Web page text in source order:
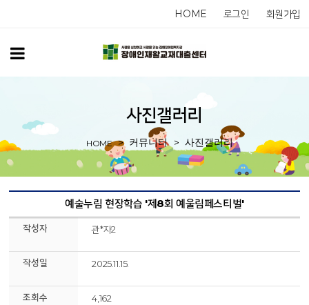
HOME 로그인 회원가입
사진갤러리
HOME 커뮤니티 사진갤러리
예술누림 현장학습 '제8회 예울림페스티벌'
작성자 관*자2
작성일 2025.11.15.
조회수 4,162